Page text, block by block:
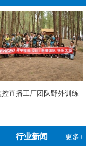
行业新闻 更多+